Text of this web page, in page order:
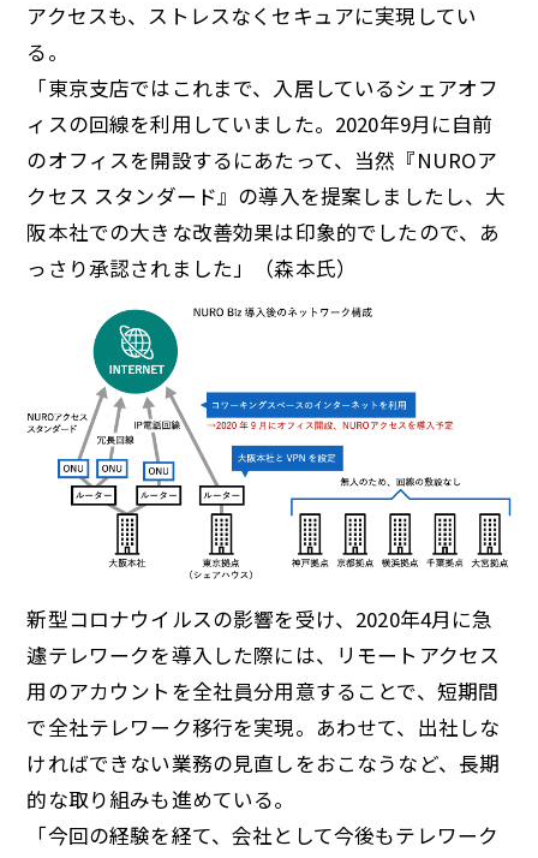
アクセスも、ストレスなくセキュアに実現してい
る。
「東京支店ではこれまで、入居しているシェアオフ
ィスの回線を利用していました。2020年9月に自前
のオフィスを開設するにあたって、当然『NUROア
クセス スタンダード』の導入を提案しましたし、大
阪本社での大きな改善効果は印象的でしたので、あ
っさり承認されました」（森本氏）
新型コロナウイルスの影響を受け、2020年4月に急
遽テレワークを導入した際には、リモートアクセス
用のアカウントを全社員分用意することで、短期間
で全社テレワーク移行を実現。あわせて、出社しな
ければできない業務の見直しをおこなうなど、長期
的な取り組みも進めている。
「今回の経験を経て、会社として今後もテレワーク